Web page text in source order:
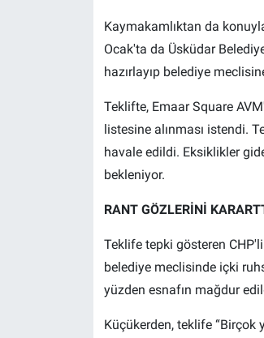
Kaymakamlıktan da
Ocak'ta da Üsküdar
hazırlayıp belediye
Teklifte, Emaar Square
listesine alınması istendi.
havale edildi. Eksiklikler
bekleniyor.
RANT GÖZLERİNİ
Teklife tepki gösteren
belediye meclisinde içki
yüzden esnafın mağdur
Küçükerden, teklife “Birçok